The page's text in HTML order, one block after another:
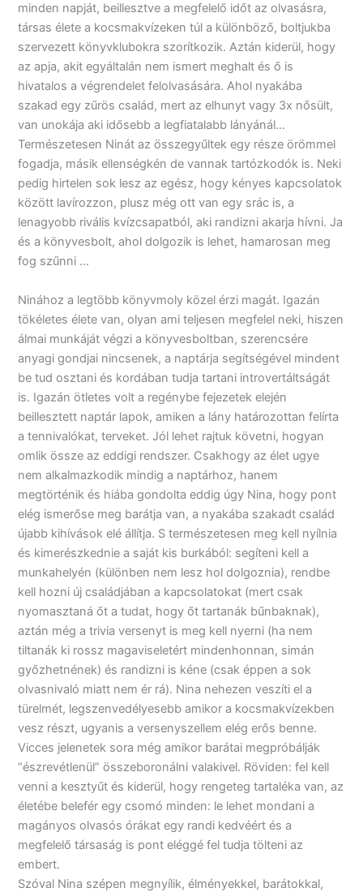
minden napját, beillesztve a megfelelő időt az olvasásra,
társas élete a kocsmakvízeken túl a különböző, boltjukba
szervezett könyvklubokra szorítkozik. Aztán kiderül, hogy
az apja, akit egyáltalán nem ismert meghalt és ő is
hivatalos a végrendelet felolvasására. Ahol nyakába
szakad egy zűrös család, mert az elhunyt vagy 3x nősült,
van unokája aki idősebb a legfiatalabb lányánál…
Természetesen Ninát az összegyűltek egy része örömmel
fogadja, másik ellenségkén de vannak tartózkodók is. Neki
pedig hirtelen sok lesz az egész, hogy kényes kapcsolatok
között lavírozzon, plusz még ott van egy srác is, a
lenagyobb rivális kvízcsapatból, aki randizni akarja hívni. Ja
és a könyvesbolt, ahol dolgozik is lehet, hamarosan meg
fog szűnni …
Ninához a legtöbb könyvmoly közel érzi magát. Igazán
tökéletes élete van, olyan ami teljesen megfelel neki, hiszen
álmai munkáját végzi a könyvesboltban, szerencsére
anyagi gondjai nincsenek, a naptárja segítségével mindent
be tud osztani és kordában tudja tartani introvertáltságát
is. Igazán ötletes volt a regénybe fejezetek elején
beillesztett naptár lapok, amiken a lány határozottan felírta
a tennivalókat, terveket. Jól lehet rajtuk követni, hogyan
omlik össze az eddigi rendszer. Csakhogy az élet ugye
nem alkalmazkodik mindig a naptárhoz, hanem
megtörténik és hiába gondolta eddig úgy Nina, hogy pont
elég ismerőse meg barátja van, a nyakába szakadt család
újabb kihívások elé állítja. S természetesen meg kell nyílnia
és kimerészkednie a saját kis burkából: segíteni kell a
munkahelyén (különben nem lesz hol dolgoznia), rendbe
kell hozni új családjában a kapcsolatokat (mert csak
nyomasztaná őt a tudat, hogy őt tartanák bűnbaknak),
aztán még a trivia versenyt is meg kell nyerni (ha nem
tiltanák ki rossz magaviseletért mindenhonnan, simán
győzhetnének) és randizni is kéne (csak éppen a sok
olvasnivaló miatt nem ér rá). Nina nehezen veszíti el a
türelmét, legszenvedélyesebb amikor a kocsmakvízekben
vesz részt, ugyanis a versenyszellem elég erős benne.
Vicces jelenetek sora még amikor barátai megpróbálják
“észrevétlenül” összeboronálni valakivel. Röviden: fel kell
venni a kesztyűt és kiderül, hogy rengeteg tartaléka van, az
életébe belefér egy csomó minden: le lehet mondani a
magányos olvasós órákat egy randi kedvéért és a
megfelelő társaság is pont eléggé fel tudja tölteni az
embert.
Szóval Nina szépen megnyílik, élményekkel, barátokkal,